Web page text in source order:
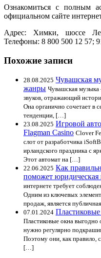
Ознакомиться с полным
официальном сайте
Адрес: Химки, шоссе
Телефоны: 8 800 500 12 57;
Похожие записи
28.08.2025 Чувашская
жанры Чувашская музыка
звуков, отражающий
Она органично сочетает в
тенденции, […]
23.08.2025 Игровой
Flagman Casino Clover
слот от разработчика
ирландского праздника с
Этот автомат на […]
22.06.2025 Как
поможет юридическая
интернете требует
Одним из ключевых
продаж, является
07.01.2024
Пластиковые окна выгодно
нужно регулярно
Поэтому они, как правило,
[…]